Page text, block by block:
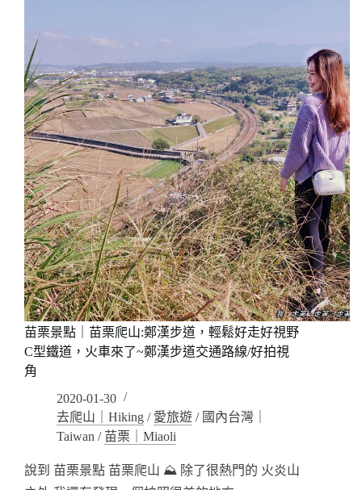
苗栗景點｜苗栗爬山:鄭漢步道，輕鬆好走好視野
C型鐵道，火車來了~鄭漢步道交通路線/好拍視
角
2020-01-30
去爬山｜Hiking / 愛旅遊 / 國內台灣｜
Taiwan / 苗栗｜Miaoli
說到 苗栗景點 苗栗爬山 ⛰ 除了很熱門的 火炎山